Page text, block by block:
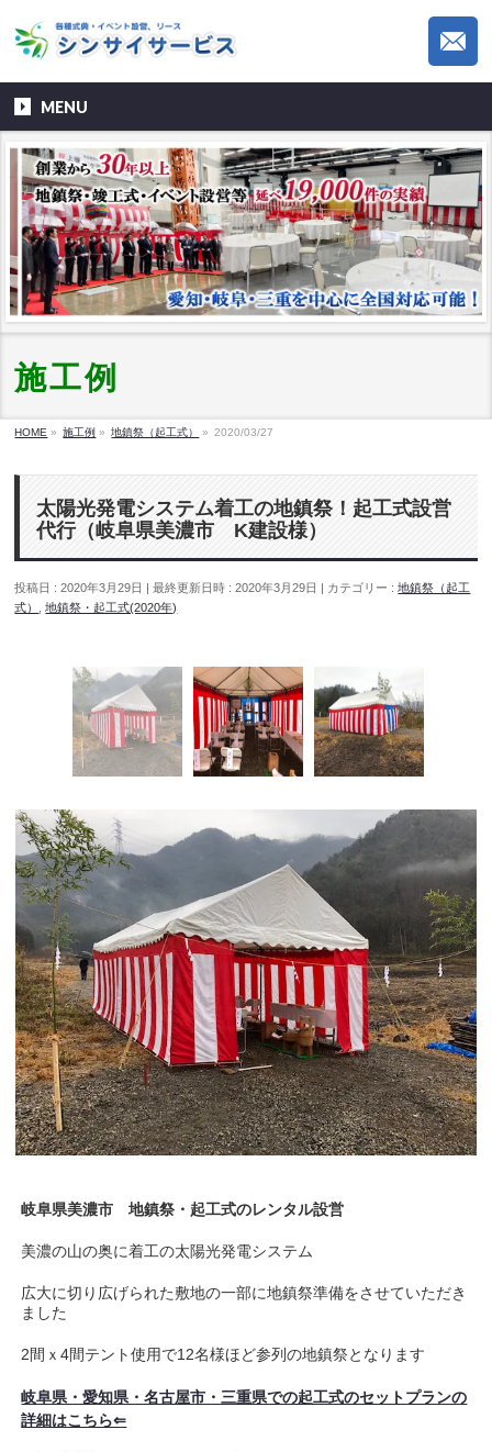
MENU
施工例
HOME » 施工例 » 地鎮祭（起工式） » 2020/03/27
太陽光発電システム着工の地鎮祭！起工式設営
代行（岐阜県美濃市 K建設様）
投稿日 : 2020年3月29日 最終更新日時 : 2020年3月29日 カテゴリー :地鎮祭（起工
式）
,地鎮祭・起工式(2020年)
岐阜県美濃市地鎮祭・起工式のレンタル設営
美濃の山の奥に着工の太陽光発電システム
広大に切り広げられた敷地の一部に地鎮祭準備をさせていただき
ました
2間ｘ4間テント使用で12名様ほど参列の地鎮祭となります
岐阜県・愛知県・名古屋市・三重県での起工式のセットプランの
詳細はこちら⇐